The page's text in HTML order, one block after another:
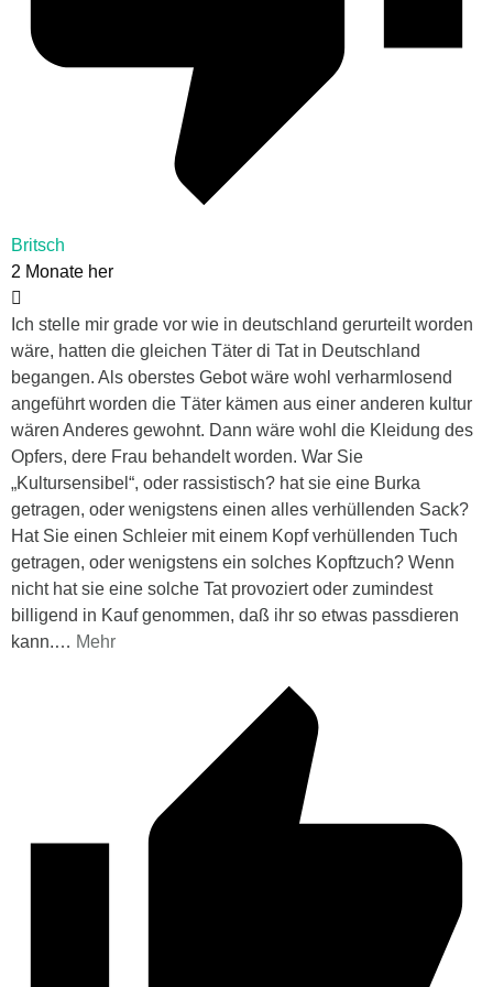
Britsch
2 Monate her
Ich stelle mir grade vor wie in deutschland gerurteilt worden
wäre, hatten die gleichen Täter di Tat in Deutschland
begangen. Als oberstes Gebot wäre wohl verharmlosend
angeführt worden die Täter kämen aus einer anderen kultur
wären Anderes gewohnt. Dann wäre wohl die Kleidung des
Opfers, dere Frau behandelt worden. War Sie
„Kultursensibel“, oder rassistisch? hat sie eine Burka
getragen, oder wenigstens einen alles verhüllenden Sack?
Hat Sie einen Schleier mit einem Kopf verhüllenden Tuch
getragen, oder wenigstens ein solches Kopftzuch? Wenn
nicht hat sie eine solche Tat provoziert oder zumindest
billigend in Kauf genommen, daß ihr so etwas passdieren
kann.… Mehr